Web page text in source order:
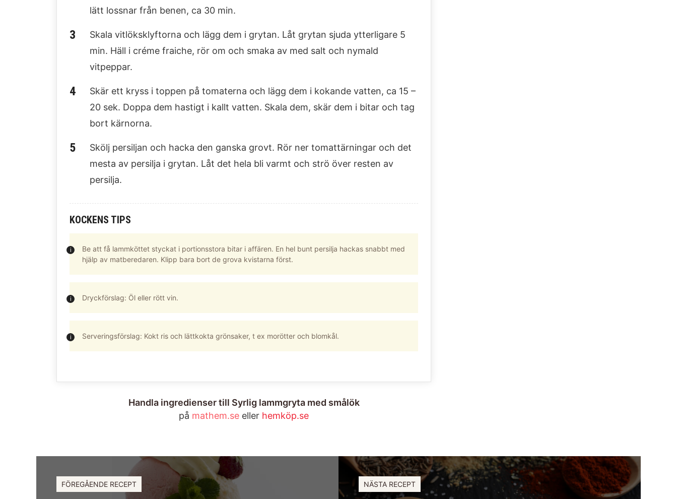
lätt lossnar från benen, ca 30 min.
Skala vitlöksklyftorna och lägg dem i grytan. Låt grytan sjuda ytterligare 5
min. Häll i créme fraiche, rör om och smaka av med salt och nymald
vitpeppar.
Skär ett kryss i toppen på tomaterna och lägg dem i kokande vatten, ca 15 –
20 sek. Doppa dem hastigt i kallt vatten. Skala dem, skär dem i bitar och tag
bort kärnorna.
Skölj persiljan och hacka den ganska grovt. Rör ner tomattärningar och det
mesta av persilja i grytan. Låt det hela bli varmt och strö över resten av
persilja.
KOCKENS TIPS
Be att få lammköttet styckat i portionsstora bitar i affären. En hel bunt persilja hackas snabbt med
hjälp av matberedaren. Klipp bara bort de grova kvistarna först.
Dryckförslag: Öl eller rött vin.
Serveringsförslag: Kokt ris och lättkokta grönsaker, t ex morötter och blomkål.
Handla ingredienser till Syrlig lammgryta med smålök
på mathem.se eller hemköp.se
FÖREGÅENDE RECEPT NÄSTA RECEPT